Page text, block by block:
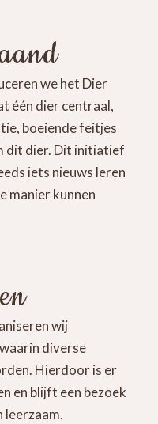
we het Dier
één dier centraal,
boeiende feitjes
dit dier. Dit initiatief
iets nieuws leren
manier kunnen
wij
diverse
Hierdoor is er
en blijft een bezoek
leerzaam.